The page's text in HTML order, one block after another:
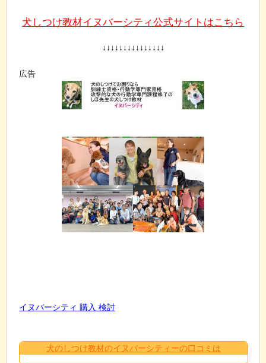
犬しつけ教材イヌバーシティ公式サイトはこちら
↓↓↓↓↓↓↓↓↓↓↓↓↓↓↓
広告
イヌバーシティ 購入 検討
犬のしつけ教材のイヌバーシティーの口コミは